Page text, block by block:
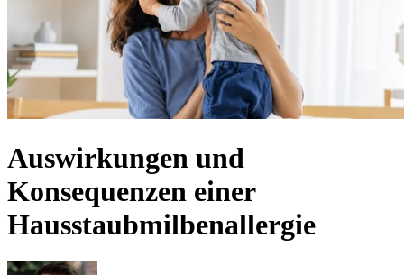
Auswirkungen und
Konsequenzen einer
Hausstaubmilbenallergie